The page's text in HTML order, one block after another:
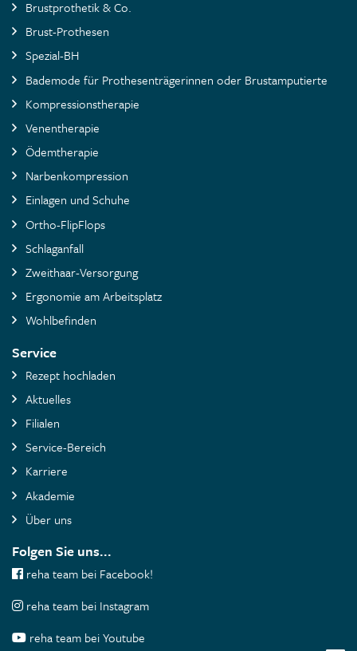
Brustprothetik & Co.
Brust-Prothesen
Spezial-BH
Bademode für Prothesenträgerinnen oder Brustamputierte
Kompressionstherapie
Venentherapie
Ödemtherapie
Narbenkompression
Einlagen und Schuhe
Ortho-FlipFlops
Schlaganfall
Zweithaar-Versorgung
Ergonomie am Arbeitsplatz
Wohlbefinden
Service
Rezept hochladen
Aktuelles
Filialen
Service-Bereich
Karriere
Akademie
Über uns
Folgen Sie uns...
reha team bei Facebook!
reha team bei Instagram
reha team bei Youtube